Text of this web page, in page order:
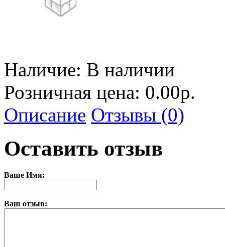
Наличие: В наличии
Розничная цена: 0.00р.
Описание Отзывы (0)
Оставить отзыв
Ваше Имя:
Ваш отзыв: